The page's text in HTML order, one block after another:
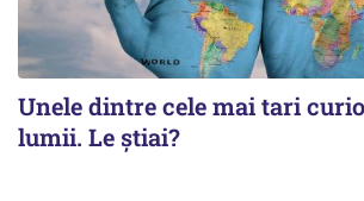
Unele dintre cele mai tari
lumii. Le știai?